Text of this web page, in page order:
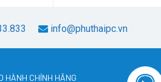
info@phuthaipc.vn
HÀNH CHÍNH HÃNG